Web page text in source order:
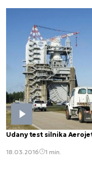
Udany test silnika
18.03.2016 1 min.